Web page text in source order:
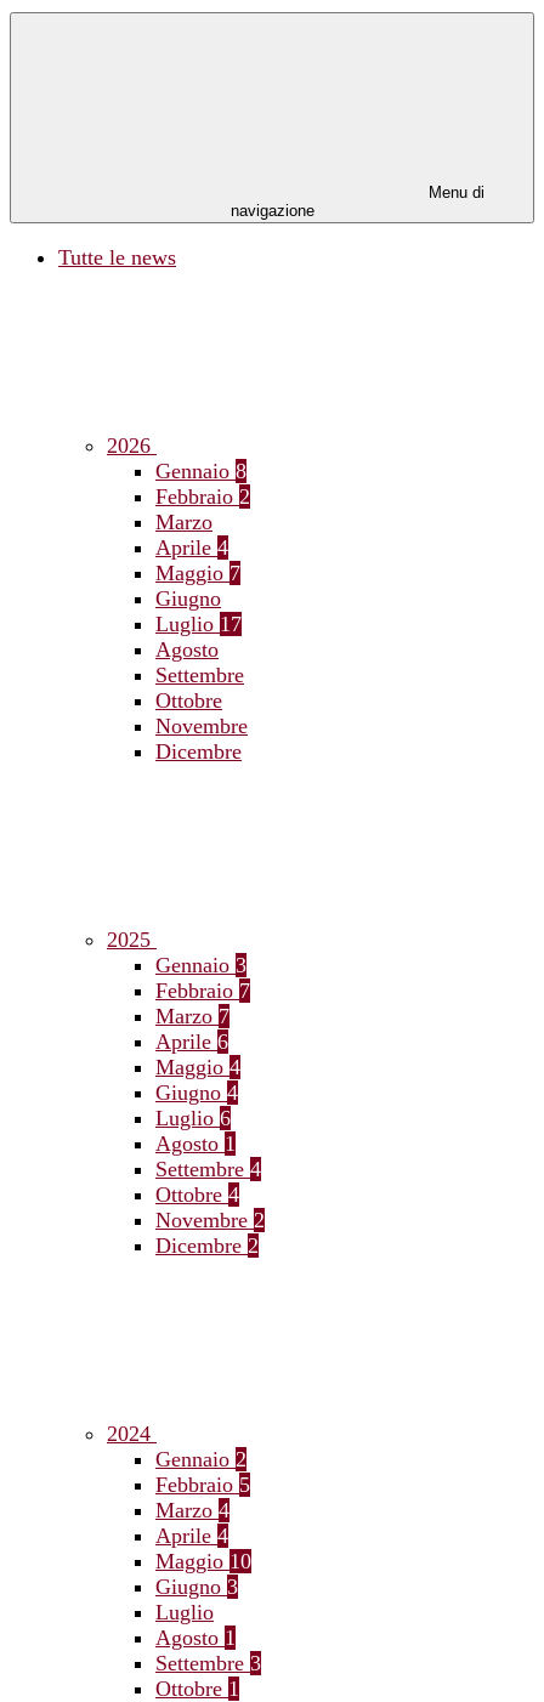
Menu di
navigazione
Tutte le news
2026
Gennaio 8
Febbraio 2
Marzo
Aprile 4
Maggio 7
Giugno
Luglio 17
Agosto
Settembre
Ottobre
Novembre
Dicembre
2025
Gennaio 3
Febbraio 7
Marzo 7
Aprile 6
Maggio 4
Giugno 4
Luglio 6
Agosto 1
Settembre 4
Ottobre 4
Novembre 2
Dicembre 2
2024
Gennaio 2
Febbraio 5
Marzo 4
Aprile 4
Maggio 10
Giugno 3
Luglio
Agosto 1
Settembre 3
Ottobre 1